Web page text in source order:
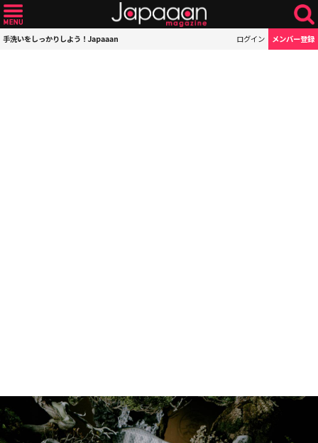
手洗いをしっかりしよう！Japaaan ログイン メンバー登録